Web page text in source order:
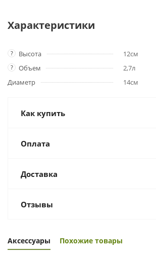
Характеристики
? Высота 12см
? Объем
2,7л
Диаметр
14см
Как купить
Оплата
Доставка
Отзывы
Аксессуары Похожие товары